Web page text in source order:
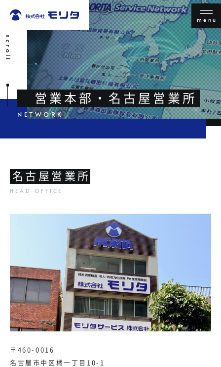
scroll
menu
営業本部・名古屋営業所
名古屋営業所
〒460-0016
名古屋市中区橘一丁目10-1